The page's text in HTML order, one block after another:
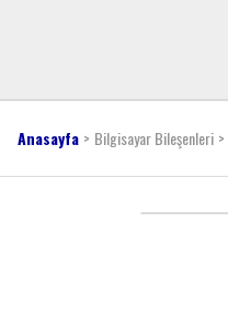
Anasayfa Bilgisayar Bileşenleri